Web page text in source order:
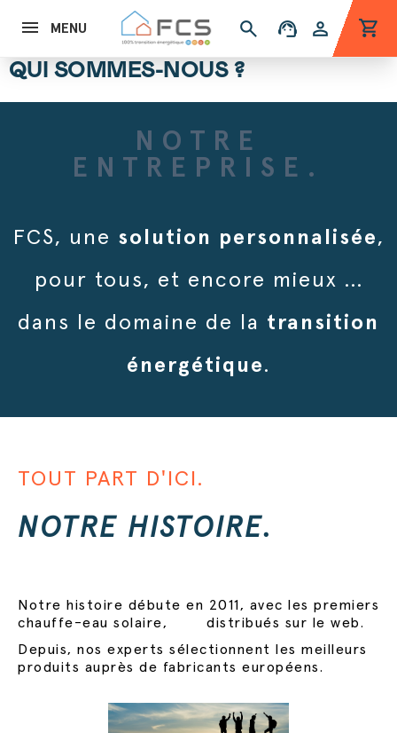
MENU search support_agent person shopping_cart
QUI SOMMES-NOUS ?
NOTRE
ENTREPRISE.
FCS, une solution personnalisée,
pour tous, et encore mieux ...
dans le domaine de la transition
énergétique.
TOUT PART D'ICI.
NOTRE HISTOIRE.
Notre histoire débute en 2011, avec les premiers
chauffe-eau solaire, distribués sur le web.
Depuis, nos experts sélectionnent les meilleurs
produits auprès de fabricants européens.